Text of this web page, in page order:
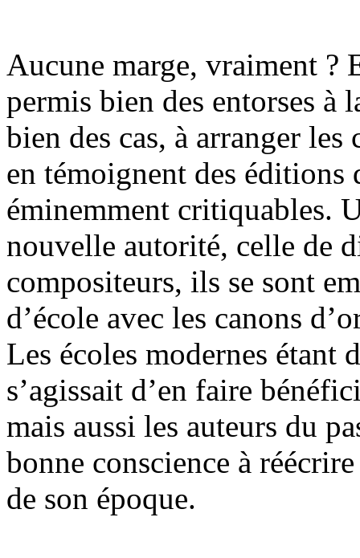
Aucune marge, vraiment ?
permis bien des entorses à
bien des cas, à arranger
en témoignent des
éminemment critiquables.
nouvelle autorité, celle de
compositeurs, ils se sont
d’école avec les canons
Les écoles modernes étant
s’agissait d’en faire
mais aussi les auteurs du
bonne conscience à
de son époque.